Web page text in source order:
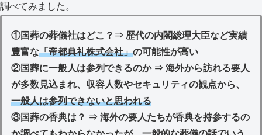
調べてみました。
①国葬の葬儀社はどこ？⇒ 歴代の内閣総理大臣など実績
豊富な「帝都典礼株式会社」の可能性が高い
②国葬に一般人は参列できるのか ⇒ 海外から訪れる要人
が多数見込まれ、収容人数やセキュリティの観点から、
一般人は参列できないと思われる
③国葬の香典は？ ⇒ 海外の要人たちが香典を持参するの